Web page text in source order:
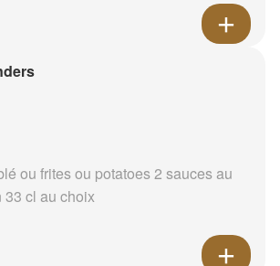
ou frites ou potatoes 2 sauces au
cl au choix